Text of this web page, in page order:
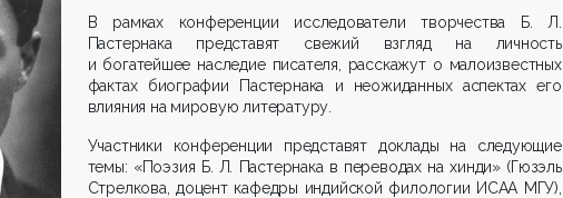
В рамках конференции исследователи творчества Б. Л.
Пастернака представят свежий взгляд на личность
и богатейшее наследие писателя, расскажут о малоизвестных
фактах биографии Пастернака и неожиданных аспектах его
влияния на мировую литературу.
Участники конференции представят доклады на следующие
темы: «Поэзия Б. Л. Пастернака в переводах на хинди» (Гюзэль
Стрелкова, доцент кафедры индийской филологии ИСАА МГУ),